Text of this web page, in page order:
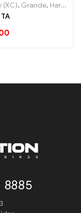
(XC), Grande, Hard Tail
8885